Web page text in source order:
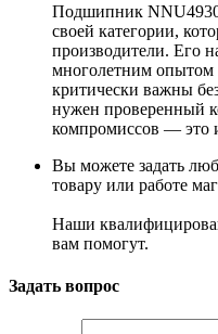
Подшипник
своей категории,
производители. Его
многолетним опытом
критически важны
нужен проверенный
компромиссов — это
Вы можете задать
товару или работе
Наши
вам помогут.
Задать вопрос